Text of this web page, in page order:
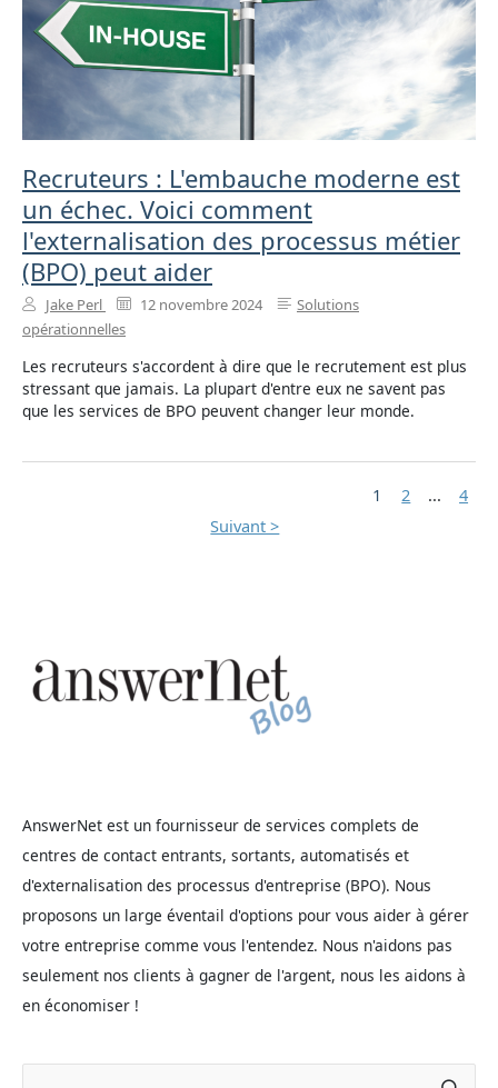
Recruteurs : L'embauche moderne est
un échec. Voici comment
l'externalisation des processus métier
(BPO) peut aider
Jake Perl 12 novembre 2024
Solutions
opérationnelles
Les recruteurs s'accordent à dire que le recrutement est plus
stressant que jamais. La plupart d'entre eux ne savent pas
que les services de BPO peuvent changer leur monde.
1 2 ...
4
Suivant >
AnswerNet est un fournisseur de services complets de
centres de contact entrants, sortants, automatisés et
d'externalisation des processus d'entreprise (BPO). Nous
proposons un large éventail d'options pour vous aider à gérer
votre entreprise comme vous l'entendez. Nous n'aidons pas
seulement nos clients à gagner de l'argent, nous les aidons à
en économiser !